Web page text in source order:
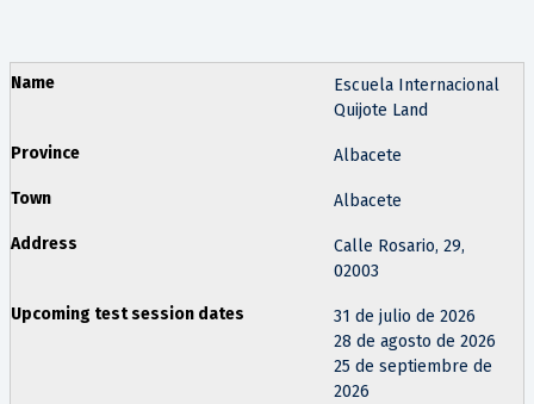
Escuela Internacional
Quijote Land
Albacete
Albacete
Calle Rosario, 29,
02003
31 de julio de 2026
28 de agosto de 2026
25 de septiembre de
2026